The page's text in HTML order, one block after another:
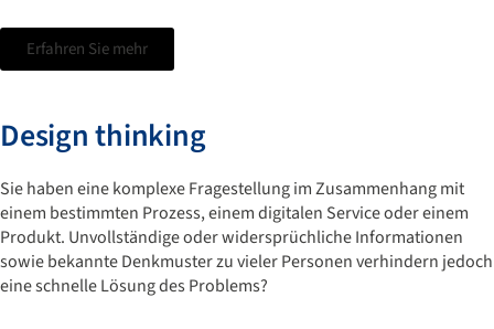
Erfahren Sie mehr
Design thinking
Sie haben eine komplexe Fragestellung im Zusammenhang mit
einem bestimmten Prozess, einem digitalen Service oder einem
Produkt. Unvollständige oder widersprüchliche Informationen
sowie bekannte Denkmuster zu vieler Personen verhindern jedoch
eine schnelle Lösung des Problems?